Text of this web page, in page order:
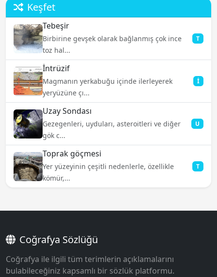
Keşfet
Tebeşir
Birbirine gevşek olarak bağlanmış çok ince
toz hal...
T
İntrüzif
Magmanın yerkabuğu içinde ilerleyerek
yeryüzüne çı...
İ
Uzay Sondası
Gezegenleri, uyduları, asteroitleri ve diğer
gök c...
U
Toprak göçmesi
Yer yüzeyinin çeşitli nedenlerle, özellikle
kömür,...
T
Coğrafya Sözlüğü
Coğrafya ile ilgili tüm terimlerin açıklamalarını
bulabileceğiniz kapsamlı bir sözlük platformu.